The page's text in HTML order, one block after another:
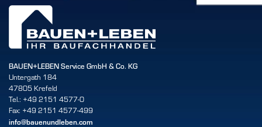
BAUEN+LEBEN Service GmbH & Co. KG
Untergath 184
47805 Krefeld
Tel.: +49 2151 4577-0
Fax: +49 2151 4577-499
info@bauenundleben.com